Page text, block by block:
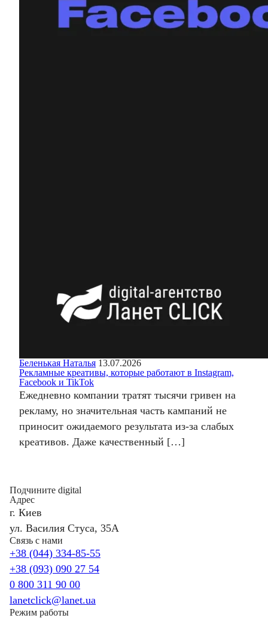
Беленькая Наталья 13.07.2026
Рекламные креативы, которые работают в Instagram,
Facebook и TikTok
Ежедневно компании тратят тысячи гривен на
рекламу, но значительная часть кампаний не
приносит ожидаемого результата из-за слабых
креативов. Даже качественный […]
Подчините digital
Адрес
г. Киев
ул. Василия Стуса, 35А
Связь с нами
+38 (044) 334-85-55
+38 (093) 090 27 54
0 800 311 90 00
lanetclick@lanet.ua
Режим работы